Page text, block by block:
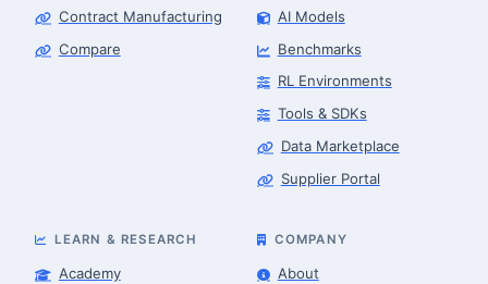
Contract Manufacturing
Compare
AI Models
Benchmarks
RL Environments
Tools & SDKs
Data Marketplace
Supplier Portal
LEARN & RESEARCH
Academy
COMPANY
About